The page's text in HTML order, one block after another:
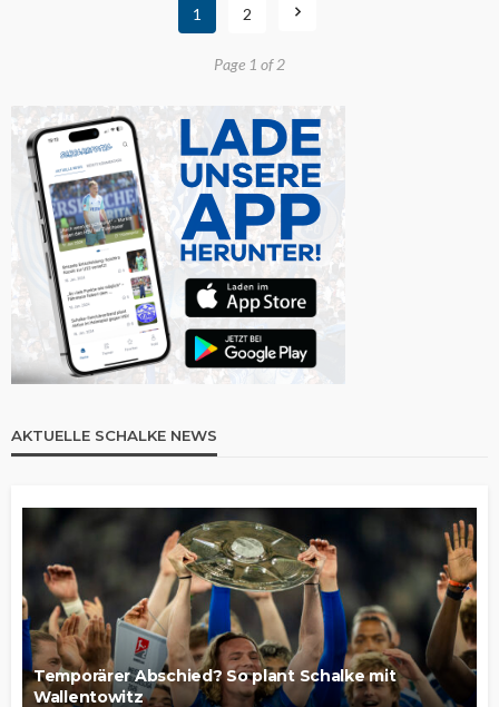
1 2
Page 1 of 2
AKTUELLE SCHALKE NEWS
Temporärer Abschied? So plant Schalke mit
Wallentowitz